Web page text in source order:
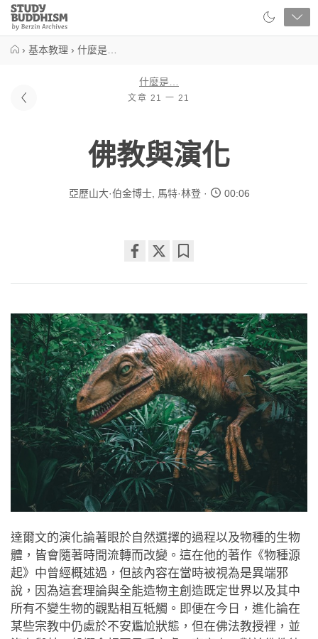
Close
Study
Buddhism
› 基本教理 › 什麼是…
什麼是…
文章 21 一 21
佛教與演化
亞歷山大·伯金博士, 馬特·林登 00:06
on
達爾文的演化論著眼於自然選擇的過程以及物種的生物
體，皆會隨著時間流轉而改變。這在他的著作《物種源
起》中曾經概述過，但該內容在當時被視為是異端邪
說，因為這套理論與全能造物主創造既定世界以及其中
所有不變生物的觀點相互牴觸。即便在今日，進化論在
某些宗教中仍處於不安尷尬狀態，但在佛法教授裡，並